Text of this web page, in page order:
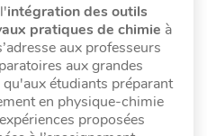
intégration des outils
pratiques de chimie à
aux professeurs
aux grandes
étudiants préparant
en physique-chimie
proposées